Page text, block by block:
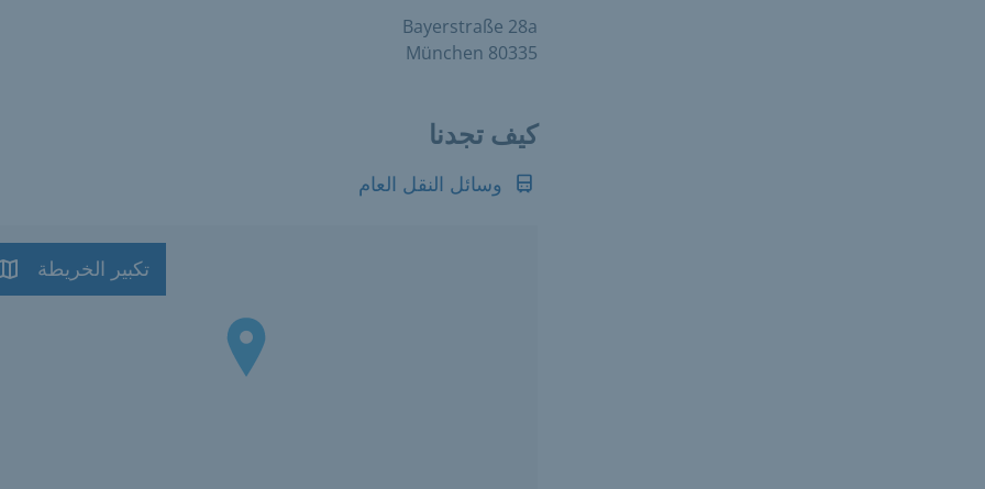
Bayerstraße 28a
80335 München
كيف تجدنا
وسائل النقل العام
تكبير الخريطة